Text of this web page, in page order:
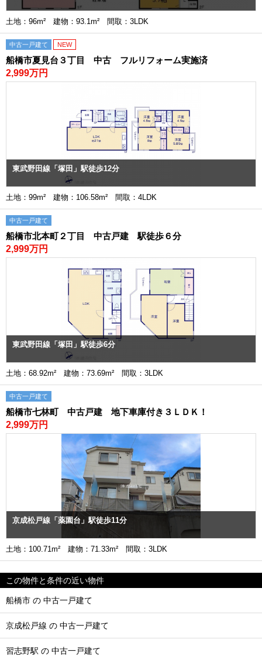
土地：96m² 建物：93.1m² 間取：3LDK
中古一戸建て NEW
船橋市夏見台３丁目 中古 フルリフォーム実施済
2,999万円
東武野田線「塚田」駅徒歩12分
土地：99m² 建物：106.58m² 間取：4LDK
中古一戸建て
船橋市北本町２丁目 中古戸建 駅徒歩６分
2,999万円
東武野田線「塚田」駅徒歩6分
土地：68.92m² 建物：73.69m² 間取：3LDK
中古一戸建て
船橋市七林町 中古戸建 地下車庫付き３ＬＤＫ！
2,999万円
京成松戸線「薬園台」駅徒歩11分
土地：100.71m² 建物：71.33m² 間取：3LDK
この物件と条件の近い物件
船橋市 の 中古一戸建て
京成松戸線 の 中古一戸建て
習志野駅 の 中古一戸建て